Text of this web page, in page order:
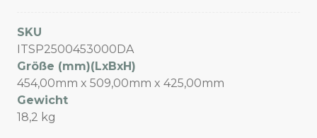
SKU
ITSP2500453000DA
Größe (mm)(LxBxH)
454,00mm x 509,00mm x 425,00mm
Gewicht
18,2 kg